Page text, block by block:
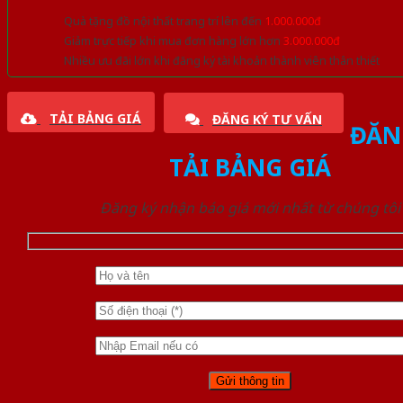
Quà tặng đồ nội thất trang trí lên đến 1.000.000đ
Giảm trực tiếp khi mua đơn hàng lớn hơn 3.000.000đ
Nhiều ưu đãi lớn khi đăng ký tài khoản thành viên thân thiết
TẢI BẢNG GIÁ ĐĂNG KÝ TƯ VẤN
TẢI BẢNG GIÁ
Đăng ký nhận báo giá mới nhất từ chúng tôi